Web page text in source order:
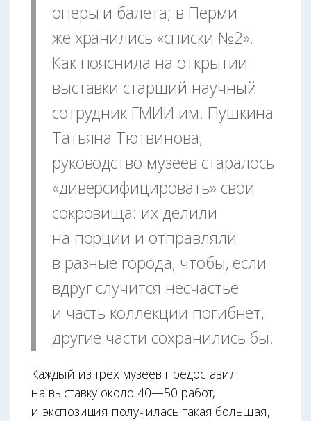
оперы и балета; в Перми
же хранились «списки №2».
Как пояснила на открытии
выставки старший научный
сотрудник ГМИИ им. Пушкина
Татьяна Тютвинова,
руководство музеев старалось
«диверсифицировать» свои
сокровища: их делили
на порции и отправляли
в разные города, чтобы, если
вдруг случится несчастье
и часть коллекции погибнет,
другие части сохранились бы.
Каждый из трёх музеев предоставил
на выставку около 40—50 работ,
и экспозиция получилась такая большая,